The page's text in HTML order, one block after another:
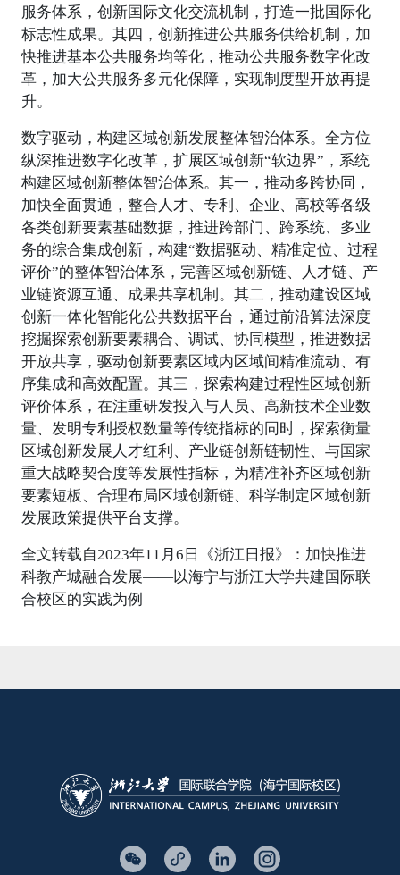
服务体系，创新国际文化交流机制，打造一批国际化
标志性成果。其四，创新推进公共服务供给机制，加
快推进基本公共服务均等化，推动公共服务数字化改
革，加大公共服务多元化保障，实现制度型开放再提
升。
数字驱动，构建区域创新发展整体智治体系。全方位
纵深推进数字化改革，扩展区域创新“软边界”，系统
构建区域创新整体智治体系。其一，推动多跨协同，
加快全面贯通，整合人才、专利、企业、高校等各级
各类创新要素基础数据，推进跨部门、跨系统、多业
务的综合集成创新，构建“数据驱动、精准定位、过程
评价”的整体智治体系，完善区域创新链、人才链、产
业链资源互通、成果共享机制。其二，推动建设区域
创新一体化智能化公共数据平台，通过前沿算法深度
挖掘探索创新要素耦合、调试、协同模型，推进数据
开放共享，驱动创新要素区域内区域间精准流动、有
序集成和高效配置。其三，探索构建过程性区域创新
评价体系，在注重研发投入与人员、高新技术企业数
量、发明专利授权数量等传统指标的同时，探索衡量
区域创新发展人才红利、产业链创新链韧性、与国家
重大战略契合度等发展性指标，为精准补齐区域创新
要素短板、合理布局区域创新链、科学制定区域创新
发展政策提供平台支撑。
全文转载自2023年11月6日《浙江日报》：加快推进
科教产城融合发展——以海宁与浙江大学共建国际联
合校区的实践为例